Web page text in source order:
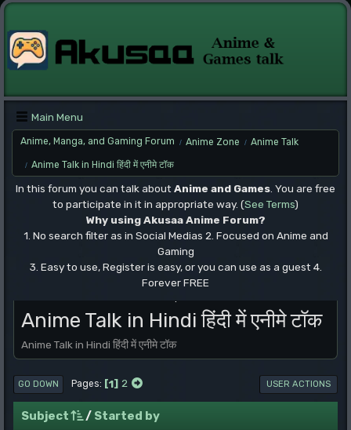
Main Menu
Anime, Manga, and Gaming Forum / Anime Zone / Anime Talk
/ Anime Talk in Hindi हिंदी में एनीमे टॉक
In this forum you can talk about Anime and Games . You are free
to participate in it in appropriate way. (See Terms)
Why using Akusaa Anime Forum?
1. No search filter as in Social Medias 2. Focused on Anime and
Gaming
3. Easy to use, Register is easy, or you can use as a guest 4.
Forever FREE
Anime Talk in Hindi हिंदी में एनीमे टॉक
Anime Talk in Hindi हिंदी में एनीमे टॉक
GO DOWN Pages 1 2 USER ACTIONS
Subject / Started by